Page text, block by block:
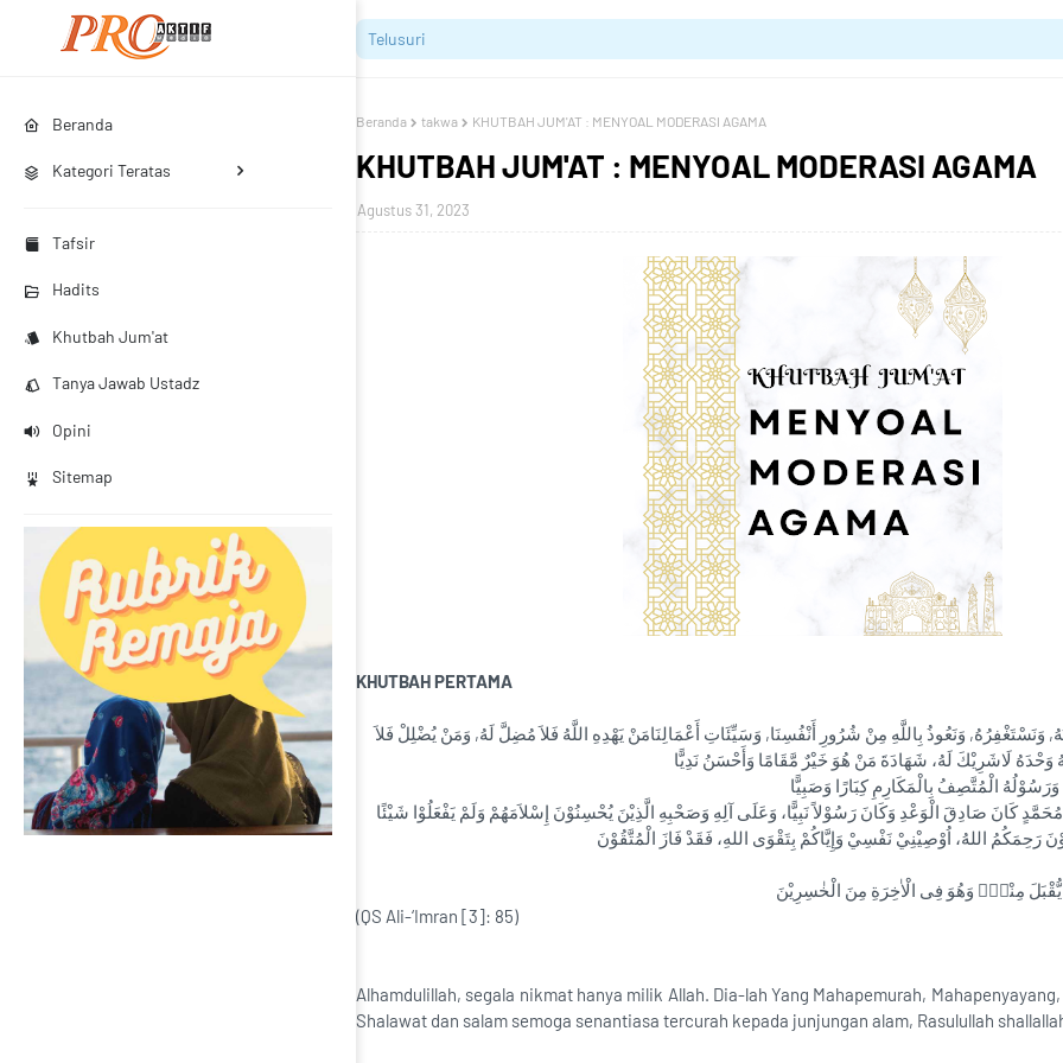
Beranda
Kategori Teratas
Tafsir
Hadits
Khutbah Jum'at
Tanya Jawab Ustadz
Opini
Sitemap
Beranda takwa KHUTBAH JUM'AT : MENYOAL MODERASI AGAMA
KHUTBAH JUM'AT : MENYOAL MODERASI AGAMA
Agustus 31, 2023
KHUTBAH PERTAMA
وَنَسْتَغْفِرُهُ, وَنَعُوذُ بِاللَّهِ مِنْ شُرُورِ أَنْفُسِنَا, وَسَيِّئَاتِ أَعْمَالِنَامَنْ يَهْدِهِ اللَّهُ فَلاَ مُضِلَّ لَهُ, وَمَنْ يُضْلِلْ فَلاَ
يُّقْبَلَ مِنْهُۚ وَهُوَ فِى الْاٰخِرَةِ مِنَ الْخٰسِرِيْنَ‏
(QS Ali-‘Imran [3]: 85)
Alhamdulillah, segala nikmat hanya milik Allah. Dia-lah Yang Mahapemurah,
Shalawat dan salam semoga senantiasa tercurah kepada junjungan alam, Rasulullah